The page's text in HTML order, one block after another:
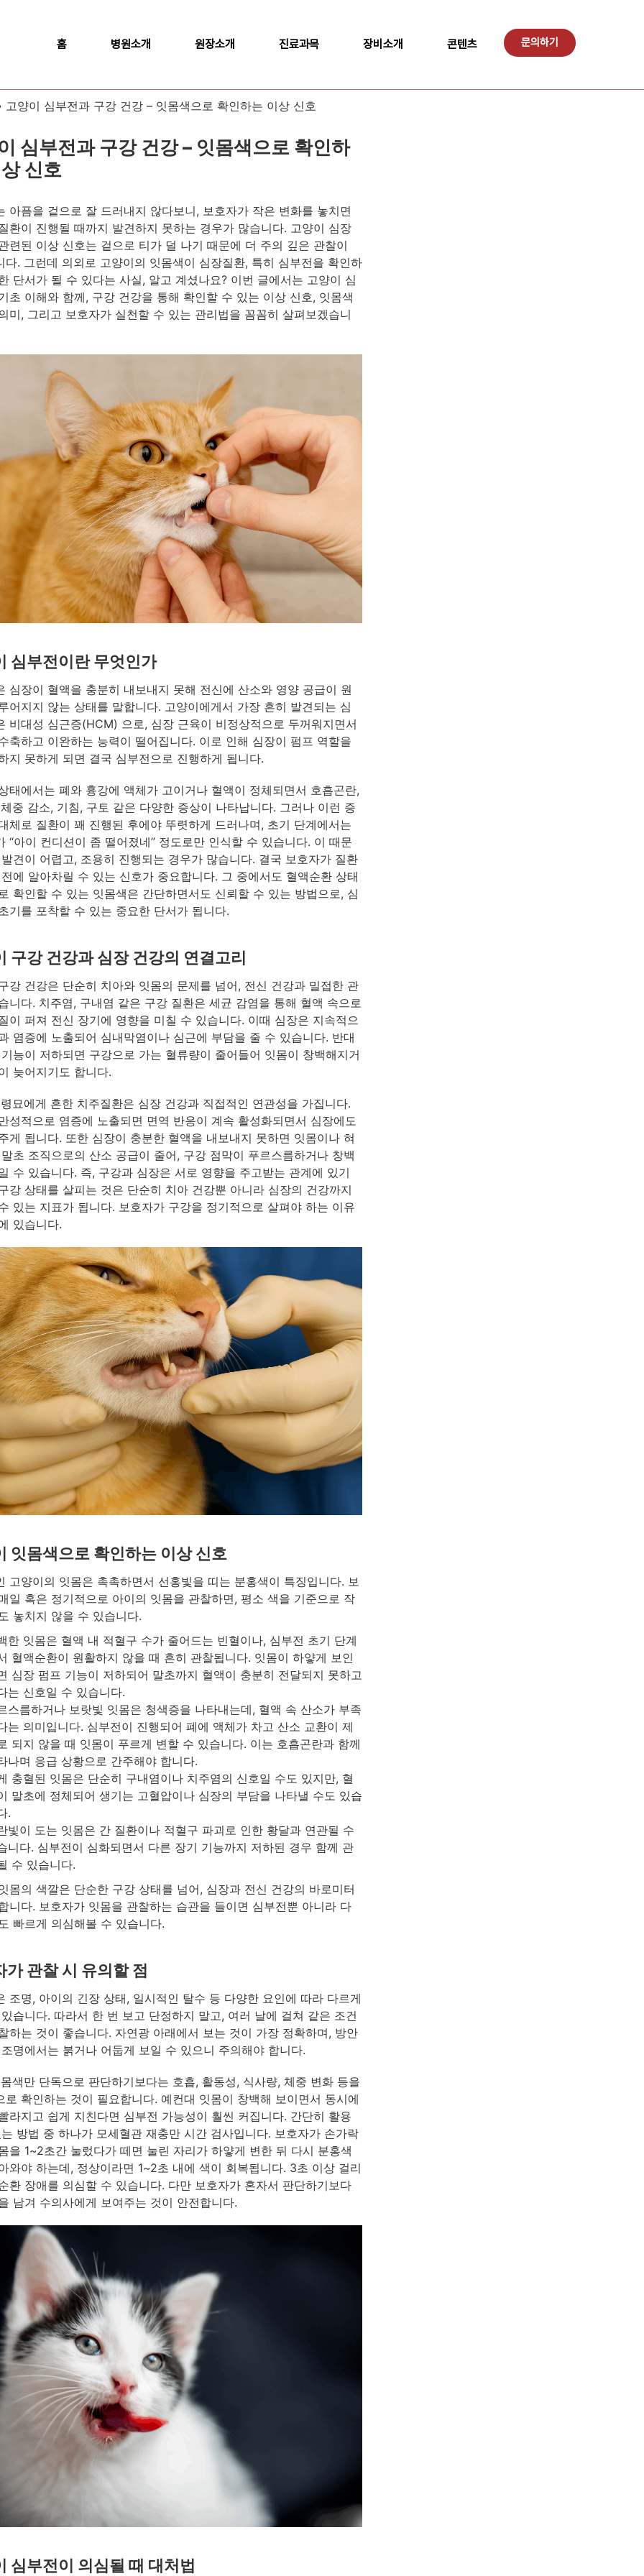
홈 병원소개 원장소개 진료과목 장비소개 콘텐츠 문의하기
고양이 심부전과 구강 건강 – 잇몸색으로 확인하는 이상 신호
심부전과 구강 건강 – 잇몸색으로 확인하
신호
아픔을 겉으로 잘 드러내지 않다보니, 보호자가 작은 변화를 놓치면
환이 진행될 때까지 발견하지 못하는 경우가 많습니다. 고양이 심장
련된 이상 신호는 겉으로 티가 덜 나기 때문에 더 주의 깊은 관찰이
다. 그런데 의외로 고양이의 잇몸색이 심장질환, 특히 심부전을 확인하
단서가 될 수 있다는 사실, 알고 계셨나요? 이번 글에서는 고양이 심
초 이해와 함께, 구강 건강을 통해 확인할 수 있는 이상 신호, 잇몸색
미, 그리고 보호자가 실천할 수 있는 관리법을 꼼꼼히 살펴보겠습니
심부전이란 무엇인가
심장이 혈액을 충분히 내보내지 못해 전신에 산소와 영양 공급이 원
어지지 않는 상태를 말합니다. 고양이에게서 가장 흔히 발견되는 심
비대성 심근증(HCM) 으로, 심장 근육이 비정상적으로 두꺼워지면서
축하고 이완하는 능력이 떨어집니다. 이로 인해 심장이 펌프 역할을
지 못하게 되면 결국 심부전으로 진행하게 됩니다.
태에서는 폐와 흉강에 액체가 고이거나 혈액이 정체되면서 호흡곤란,
중 감소, 기침, 구토 같은 다양한 증상이 나타납니다. 그러나 이런 증
체로 질환이 꽤 진행된 후에야 뚜렷하게 드러나며, 초기 단계에서는
“아이 컨디션이 좀 떨어졌네” 정도로만 인식할 수 있습니다. 이 때문
견이 어렵고, 조용히 진행되는 경우가 많습니다. 결국 보호자가 질환
에 알아차릴 수 있는 신호가 중요합니다. 그 중에서도 혈액순환 상태
확인할 수 있는 잇몸색은 간단하면서도 신뢰할 수 있는 방법으로, 심
기를 포착할 수 있는 중요한 단서가 됩니다.
구강 건강과 심장 건강의 연결고리
강 건강은 단순히 치아와 잇몸의 문제를 넘어, 전신 건강과 밀접한 관
니다. 치주염, 구내염 같은 구강 질환은 세균 감염을 통해 혈액 속으로
이 퍼져 전신 장기에 영향을 미칠 수 있습니다. 이때 심장은 지속적으
염증에 노출되어 심내막염이나 심근에 부담을 줄 수 있습니다. 반대
능이 저하되면 구강으로 가는 혈류량이 줄어들어 잇몸이 창백해지거
늦어지기도 합니다.
묘에게 흔한 치주질환은 심장 건강과 직접적인 연관성을 가집니다.
성적으로 염증에 노출되면 면역 반응이 계속 활성화되면서 심장에도
게 됩니다. 또한 심장이 충분한 혈액을 내보내지 못하면 잇몸이나 혀
초 조직으로의 산소 공급이 줄어, 구강 점막이 푸르스름하거나 창백
수 있습니다. 즉, 구강과 심장은 서로 영향을 주고받는 관계에 있기
강 상태를 살피는 것은 단순히 치아 건강뿐 아니라 심장의 건강까지
있는 지표가 됩니다. 보호자가 구강을 정기적으로 살펴야 하는 이유
있습니다.
잇몸색으로 확인하는 이상 신호
고양이의 잇몸은 촉촉하면서 선홍빛을 띠는 분홍색이 특징입니다. 보
일 혹은 정기적으로 아이의 잇몸을 관찰하면, 평소 색을 기준으로 작
놓치지 않을 수 있습니다.
한 잇몸은 혈액 내 적혈구 수가 줄어드는 빈혈이나, 심부전 초기 단계
혈액순환이 원활하지 않을 때 흔히 관찰됩니다. 잇몸이 하얗게 보인
심장 펌프 기능이 저하되어 말초까지 혈액이 충분히 전달되지 못하고
는 신호일 수 있습니다.
스름하거나 보랏빛 잇몸은 청색증을 나타내는데, 혈액 속 산소가 부족
는 의미입니다. 심부전이 진행되어 폐에 액체가 차고 산소 교환이 제
되지 않을 때 잇몸이 푸르게 변할 수 있습니다. 이는 호흡곤란과 함께
나며 응급 상황으로 간주해야 합니다.
충혈된 잇몸은 단순히 구내염이나 치주염의 신호일 수도 있지만, 혈
말초에 정체되어 생기는 고혈압이나 심장의 부담을 나타낼 수도 있습
.
빛이 도는 잇몸은 간 질환이나 적혈구 파괴로 인한 황달과 연관될 수
니다. 심부전이 심화되면서 다른 장기 기능까지 저하된 경우 함께 관
수 있습니다.
몸의 색깔은 단순한 구강 상태를 넘어, 심장과 전신 건강의 바로미터
니다. 보호자가 잇몸을 관찰하는 습관을 들이면 심부전뿐 아니라 다
빠르게 의심해볼 수 있습니다.
가 관찰 시 유의할 점
조명, 아이의 긴장 상태, 일시적인 탈수 등 다양한 요인에 따라 다르게
습니다. 따라서 한 번 보고 단정하지 말고, 여러 날에 걸쳐 같은 조건
하는 것이 좋습니다. 자연광 아래에서 보는 것이 가장 정확하며, 방안
명에서는 붉거나 어둡게 보일 수 있으니 주의해야 합니다.
색만 단독으로 판단하기보다는 호흡, 활동성, 식사량, 체중 변화 등을
로 확인하는 것이 필요합니다. 예컨대 잇몸이 창백해 보이면서 동시에
라지고 쉽게 지친다면 심부전 가능성이 훨씬 커집니다. 간단히 활용
방법 중 하나가 모세혈관 재충만 시간 검사입니다. 보호자가 손가락
을 1~2초간 눌렀다가 떼면 눌린 자리가 하얗게 변한 뒤 다시 분홍색
와야 하는데, 정상이라면 1~2초 내에 색이 회복됩니다. 3초 이상 걸리
환 장애를 의심할 수 있습니다. 다만 보호자가 혼자서 판단하기보다
남겨 수의사에게 보여주는 것이 안전합니다.
심부전이 의심될 때 대처법